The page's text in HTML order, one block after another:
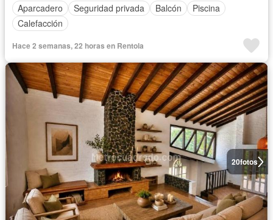
Aparcadero
Seguridad privada Balcón
Piscina
Calefacción
Hace 2 semanas, 22 horas en Rentola
20fotos